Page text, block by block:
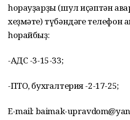
һорауҙарҙы (шул иҫәптән
хеҙмәте) түбәндәге телефон
һорайбыҙ:
-АДС -3-15-33;
-ПТО, бухгалтерия -2-17-25;
E-mail: baimak-